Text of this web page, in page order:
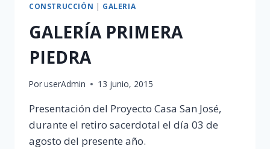
CONSTRUCCIÓN | GALERIA
GALERÍA PRIMERA
PIEDRA
PoruserAdmin 13 junio, 2015
Presentación del Proyecto Casa San José,
durante el retiro sacerdotal el día 03 de
agosto del presente año.